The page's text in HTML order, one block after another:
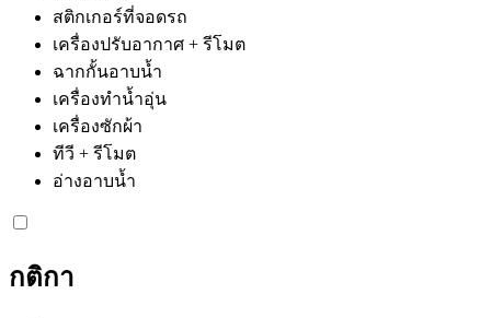
สติกเกอร์ที่จอดรถ
เครื่องปรับอากาศ + รีโมต
ฉากกั้นอาบน้ำ
เครื่องทำน้ำอุ่น
เครื่องซักผ้า
ทีวี + รีโมต
อ่างอาบน้ำ
กติกา